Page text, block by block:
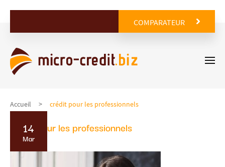
COMPARATEUR
Accueil crédit pour les professionnels
crédit pour les professionnels
14
Mar